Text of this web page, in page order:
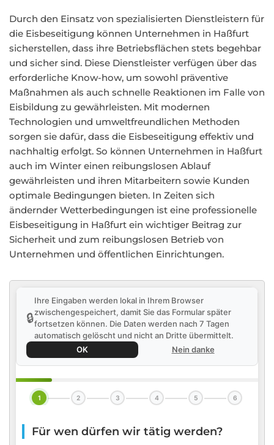
Durch den Einsatz von spezialisierten Dienstleistern für
die Eisbeseitigung können Unternehmen in Haßfurt
sicherstellen, dass ihre Betriebsflächen stets begehbar
und sicher sind. Diese Dienstleister verfügen über das
erforderliche Know-how, um sowohl präventive
Maßnahmen als auch schnelle Reaktionen im Falle von
Eisbildung zu gewährleisten. Mit modernen
Technologien und umweltfreundlichen Methoden
sorgen sie dafür, dass die Eisbeseitigung effektiv und
nachhaltig erfolgt. So können Unternehmen in Haßfurt
auch im Winter einen reibungslosen Ablauf
gewährleisten und ihren Mitarbeitern sowie Kunden
optimale Bedingungen bieten. In Zeiten sich
ändernder Wetterbedingungen ist eine professionelle
Eisbeseitigung in Haßfurt ein wichtiger Beitrag zur
Sicherheit und zum reibungslosen Betrieb von
Unternehmen und öffentlichen Einrichtungen.
🔒
Ihre Eingaben werden lokal in Ihrem Browser
zwischengespeichert, damit Sie das Formular später
fortsetzen können. Die Daten werden nach 7 Tagen
automatisch gelöscht und nicht an Dritte übermittelt.
OK
Nein danke
1 2 3 4 5 6
Für wen dürfen wir tätig werden?